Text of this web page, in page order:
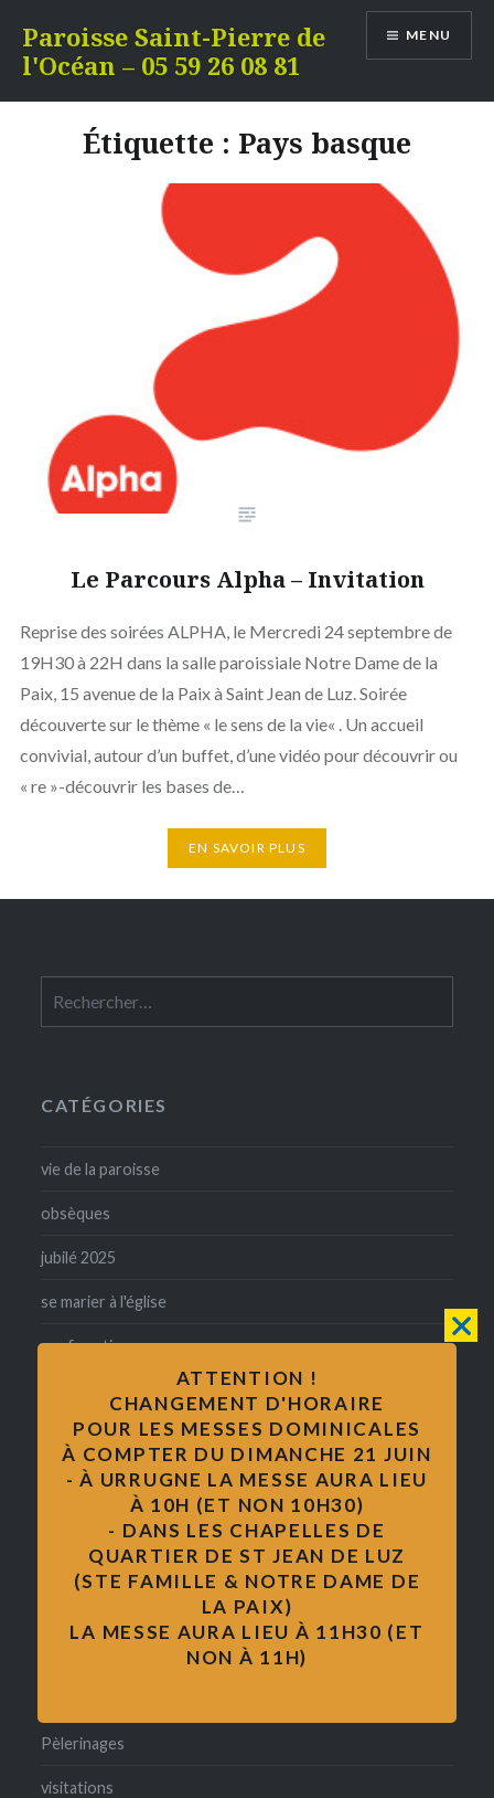
contenu
Paroisse Saint-Pierre de
l'Océan – 05 59 26 08 81
MENU
Étiquette : Pays basque
Le Parcours Alpha – Invitation
Reprise des soirées ALPHA, le Mercredi 24 septembre de
19H30 à 22H dans la salle paroissiale Notre Dame de la
Paix, 15 avenue de la Paix à Saint Jean de Luz. Soirée
découverte sur le thème « le sens de la vie« . Un accueil
convivial, autour d’un buffet, d’une vidéo pour découvrir ou
« re »-découvrir les bases de…
EN SAVOIR PLUS
CATÉGORIES
vie de la paroisse
obsèques
jubilé 2025
se marier à l'église
confirmation
catholicité
mariage
formation des adultes
Pèlerinages
visitations
ATTENTION !
CHANGEMENT D'HORAIRE
POUR LES MESSES DOMINICALES
À COMPTER DU DIMANCHE 21 JUIN
- À URRUGNE LA MESSE AURA LIEU
À 10H (ET NON 10H30)
- DANS LES CHAPELLES DE
QUARTIER DE ST JEAN DE LUZ
(STE FAMILLE & NOTRE DAME DE
LA PAIX)
LA MESSE AURA LIEU À 11H30 (ET
NON À 11H)